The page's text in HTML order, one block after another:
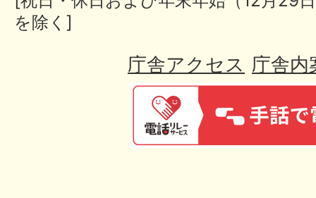
を除く]
庁舎アクセス 庁舎内